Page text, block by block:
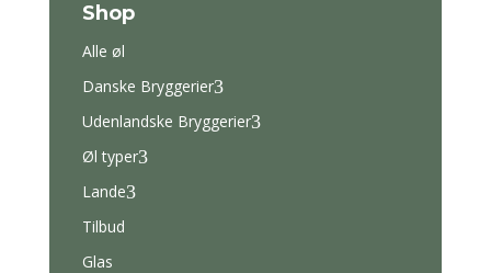
Shop
Alle øl
Danske Bryggerier3
Udenlandske Bryggerier3
Øl typer3
Lande3
Tilbud
Glas